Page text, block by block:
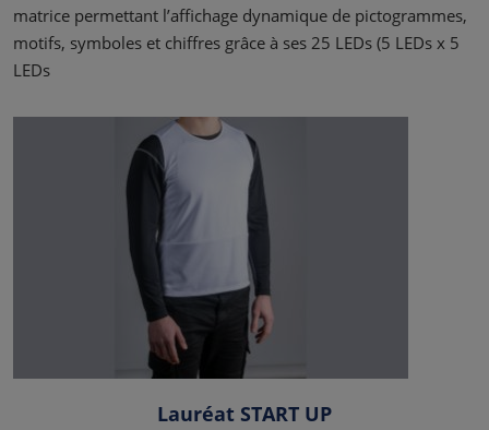
matrice permettant l’affichage dynamique de pictogrammes,
motifs, symboles et chiffres grâce à ses 25 LEDs (5 LEDs x 5
LEDs
Lauréat START UP